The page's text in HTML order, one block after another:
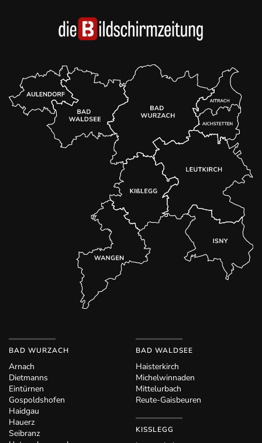
BAD WURZACH
Arnach
Dietmanns
Eintürnen
Gospoldshofen
Haidgau
Hauerz
Seibranz
BAD WALDSEE
Haisterkirch
Michelwinnaden
Mittelurbach
Reute-Gaisbeuren
KISSLEGG